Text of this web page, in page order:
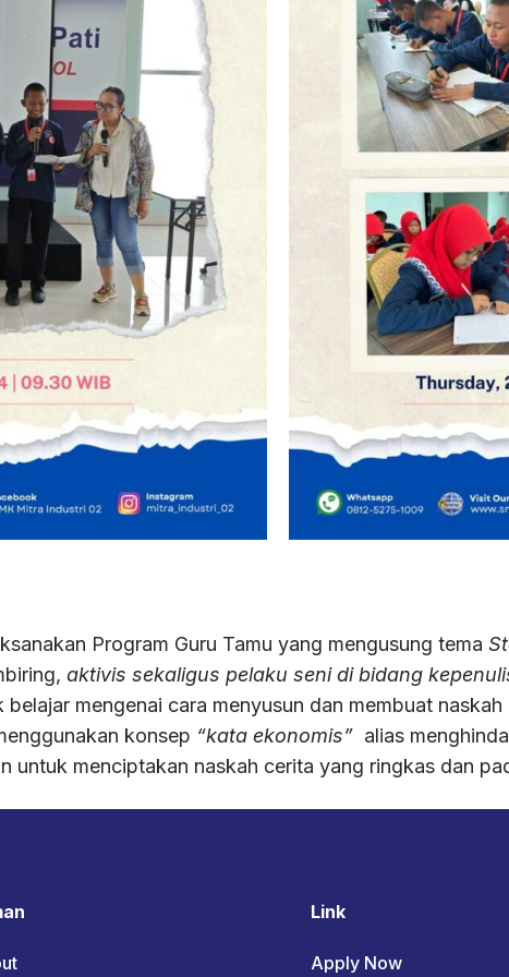
Program Guru Tamu yang mengusung tema
aktivis sekaligus pelaku seni di bidang
mengenai cara menyusun dan membuat
konsep “kata ekonomis” alias
untuk menciptakan naskah cerita yang ringkas dan
Link
Apply Now